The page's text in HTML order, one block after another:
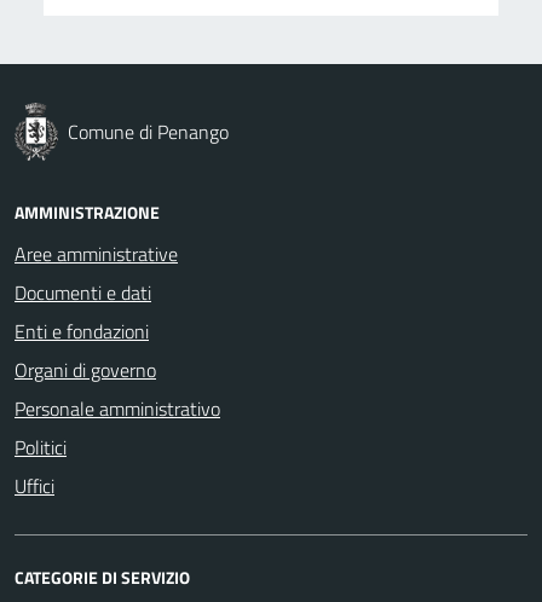
Comune di Penango
AMMINISTRAZIONE
Aree amministrative
Documenti e dati
Enti e fondazioni
Organi di governo
Personale amministrativo
Politici
Uffici
CATEGORIE DI SERVIZIO